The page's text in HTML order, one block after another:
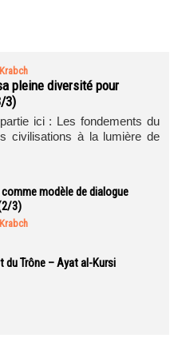
pleine diversité pour
3)
ici : Les fondements du
civilisations à la lumière de
modèle de dialogue
3)
du Trône – Ayat al-Kursi